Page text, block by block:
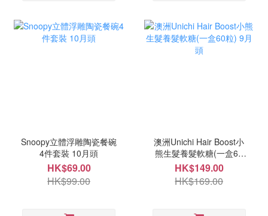
Snoopy立體浮雕陶瓷餐碗
4件套裝 10月頭
HK$69.00
HK$99.00
澳洲Unichi Hair Boost小
熊生髮養髮軟糖(一盒60
粒) 9月頭
HK$149.00
HK$169.00